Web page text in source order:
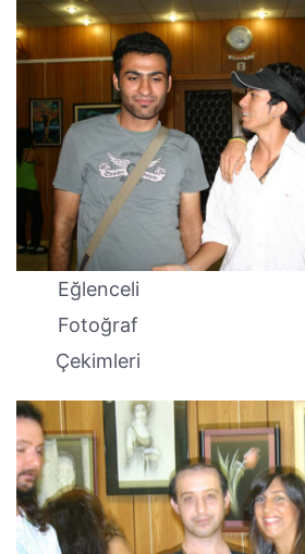
Eğlenceli
Fotoğraf
Çekimleri